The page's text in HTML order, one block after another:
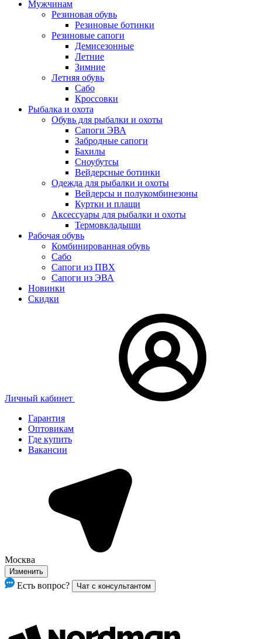
Мужчинам
Резиновая обувь
Резиновые ботинки
Резиновые сапоги
Демисезонные
Летние
Зимние
Летняя обувь
Сабо
Кроссовки
Рыбалка и охота
Обувь для рыбалки и охоты
Сапоги ЭВА
Забродные сапоги
Бахилы
Сноубутсы
Вейдерсные ботинки
Одежда для рыбалки и охоты
Вейдерсы и полукомбинезоны
Куртки и плащи
Аксессуары для рыбалки и охоты
Термовкладыши
Рабочая обувь
Комбинированная обувь
Сабо
Сапоги из ПВХ
Сапоги из ЭВА
Новинки
Скидки
Личный кабинет
Гарантия
Оптовикам
Где купить
Вакансии
Москва
Изменить
Есть вопрос? Чат с консультантом